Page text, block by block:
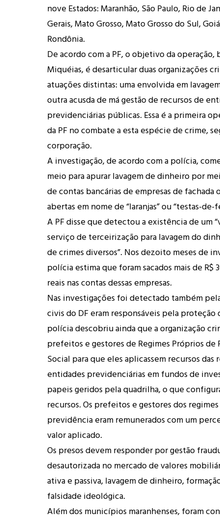
nove Estados: Maranhão, São Paulo, Rio de
Gerais, Mato Grosso, Mato Grosso do Sul,
Rondônia.
De acordo com a PF, o objetivo da operação,
Miquéias, é desarticular duas organizações
atuações distintas: uma envolvida em
outra acusda de má gestão de recursos de
previdenciárias públicas. Essa é a primeira
da PF no combate a esta espécie de crime,
corporação.
A investigação, de acordo com a polícia,
meio para apurar lavagem de dinheiro por
de contas bancárias de empresas de fachada
abertas em nome de “laranjas” ou “testas-de-
A PF disse que detectou a existência de um
serviço de terceirização para lavagem do
de crimes diversos”. Nos dezoito meses de
polícia estima que foram sacados mais de R$
reais nas contas dessas empresas.
Nas investigações foi detectado também
civis do DF eram responsáveis pela proteção
polícia descobriu ainda que a organização
prefeitos e gestores de Regimes Próprios de
Social para que eles aplicassem recursos das
entidades previdenciárias em fundos de
papeis geridos pela quadrilha, o que
recursos. Os prefeitos e gestores dos
previdência eram remunerados com um
valor aplicado.
Os presos devem responder por gestão
desautorizada no mercado de valores
ativa e passiva, lavagem de dinheiro,
falsidade ideológica.
Além dos municípios maranhenses, foram